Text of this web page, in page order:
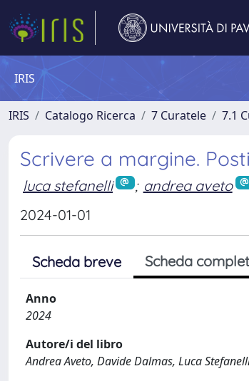
IRIS
IRIS Catalogo Ricerca 7 Curatele 7.1
Scrivere a margine.
luca stefanelli ; andrea aveto
2024-01-01
Scheda breve Scheda
Anno
2024
Autore/i del libro
Andrea Aveto, Davide Dalmas, Luca